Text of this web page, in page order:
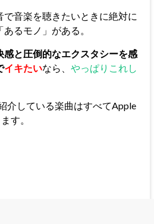
音楽を聴きたいときに絶対に
るモノ」がある。
と圧倒的なエクスタシーを感
イキたいなら、 やっぱりこれし
介している楽曲はすべてApple
す。